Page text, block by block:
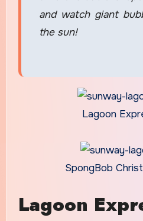
and watch giant
the sun!
Lagoon
SpongBob
Lagoon